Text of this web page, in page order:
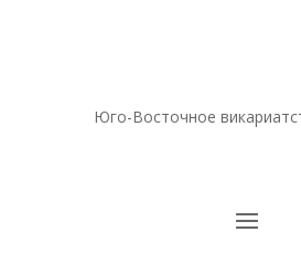
Юго-Восточное